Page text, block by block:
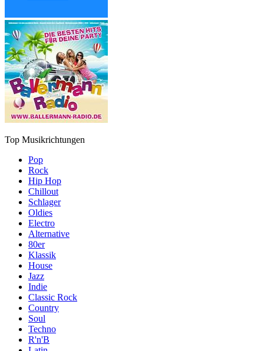
Top Musikrichtungen
Pop
Rock
Hip Hop
Chillout
Schlager
Oldies
Electro
Alternative
80er
Klassik
House
Jazz
Indie
Classic Rock
Country
Soul
Techno
R'n'B